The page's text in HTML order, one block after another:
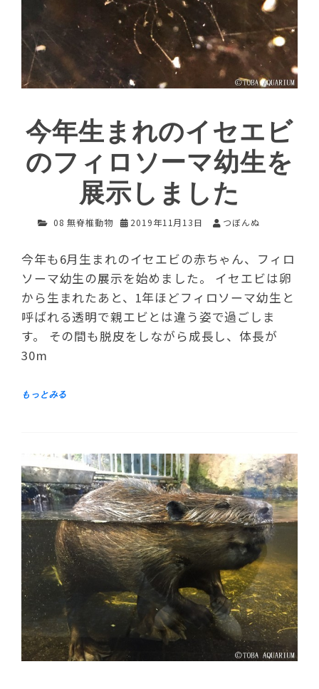
今年生まれのイセエビ
のフィロソーマ幼生を
展示しました
08 無脊椎動物 2019年11月13日 つぼんぬ
今年も6月生まれのイセエビの赤ちゃん、フィロ
ソーマ幼生の展示を始めました。 イセエビは卵
から生まれたあと、1年ほどフィロソーマ幼生と
呼ばれる透明で親エビとは違う姿で過ごしま
す。 その間も脱皮をしながら成長し、体長が
30m